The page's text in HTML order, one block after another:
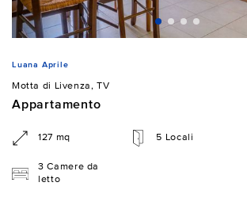
Luana Aprile
Motta di Livenza, TV
Appartamento
127 mq 5 Locali
3 Camere da
letto